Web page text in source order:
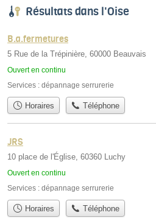
Résultats dans l'Oise
B.a.fermetures
5 Rue de la Trépinière, 60000 Beauvais
Ouvert en continu
Services : dépannage serrurerie
Horaires Téléphone
JRS
10 place de l'Église, 60360 Luchy
Ouvert en continu
Services : dépannage serrurerie
Horaires Téléphone